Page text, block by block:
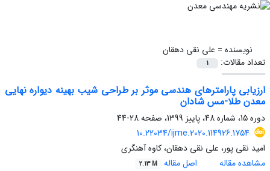
نویسنده = علی نقی دهقان
تعداد مقالات:
1
ارزیابی پارامترهای هندسی موثر بر طراحی شیب بهینه دیواره نهایی
معدن طلا-مس شادان
دوره 15، شماره 48، پاییز 1399، صفحه
28-44
10.22034/ijme.2020.114926.1754
امید نقی پور، علی نقی دهقان، کاوه آهنگری
مشاهده مقاله
اصل مقاله 2.13 M